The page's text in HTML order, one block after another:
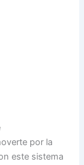
por la
este sistema